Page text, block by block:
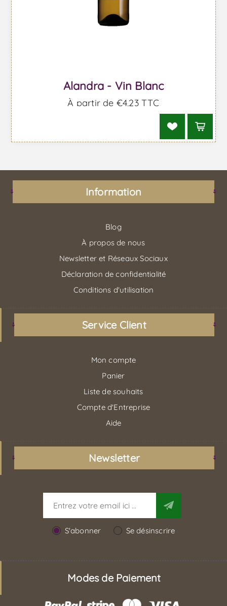
Alandra - Vin Blanc
À partir de €4,23 TTC
Information
Blog
À propos de nous
Newsletter et Réseaux Sociaux
Déclaration de confidentialité
Conditions d'utilisation
Service Client
Mon compte
Panier
Liste de souhaits
Compte d'Entreprise
Aide
Newsletter
S'abonner Se désinscrire
Modes de Paiement